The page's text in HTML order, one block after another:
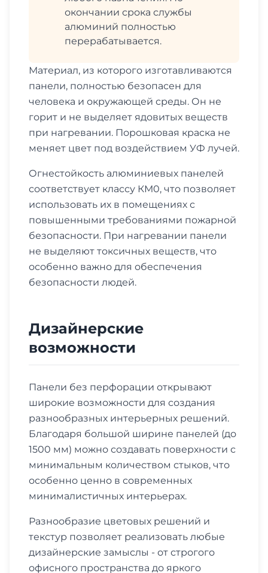
окончании срока службы
алюминий полностью
перерабатывается.
Материал, из которого изготавливаются
панели, полностью безопасен для
человека и окружающей среды. Он не
горит и не выделяет ядовитых веществ
при нагревании. Порошковая краска не
меняет цвет под воздействием УФ лучей.
Огнестойкость алюминиевых панелей
соответствует классу КМ0, что позволяет
использовать их в помещениях с
повышенными требованиями пожарной
безопасности. При нагревании панели
не выделяют токсичных веществ, что
особенно важно для обеспечения
безопасности людей.
Дизайнерские
возможности
Панели без перфорации открывают
широкие возможности для создания
разнообразных интерьерных решений.
Благодаря большой ширине панелей (до
1500 мм) можно создавать поверхности с
минимальным количеством стыков, что
особенно ценно в современных
минималистичных интерьерах.
Разнообразие цветовых решений и
текстур позволяет реализовать любые
дизайнерские замыслы - от строгого
офисного пространства до яркого